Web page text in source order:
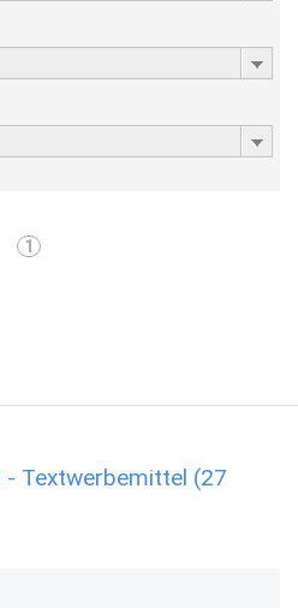
1
- Textwerbemittel (27